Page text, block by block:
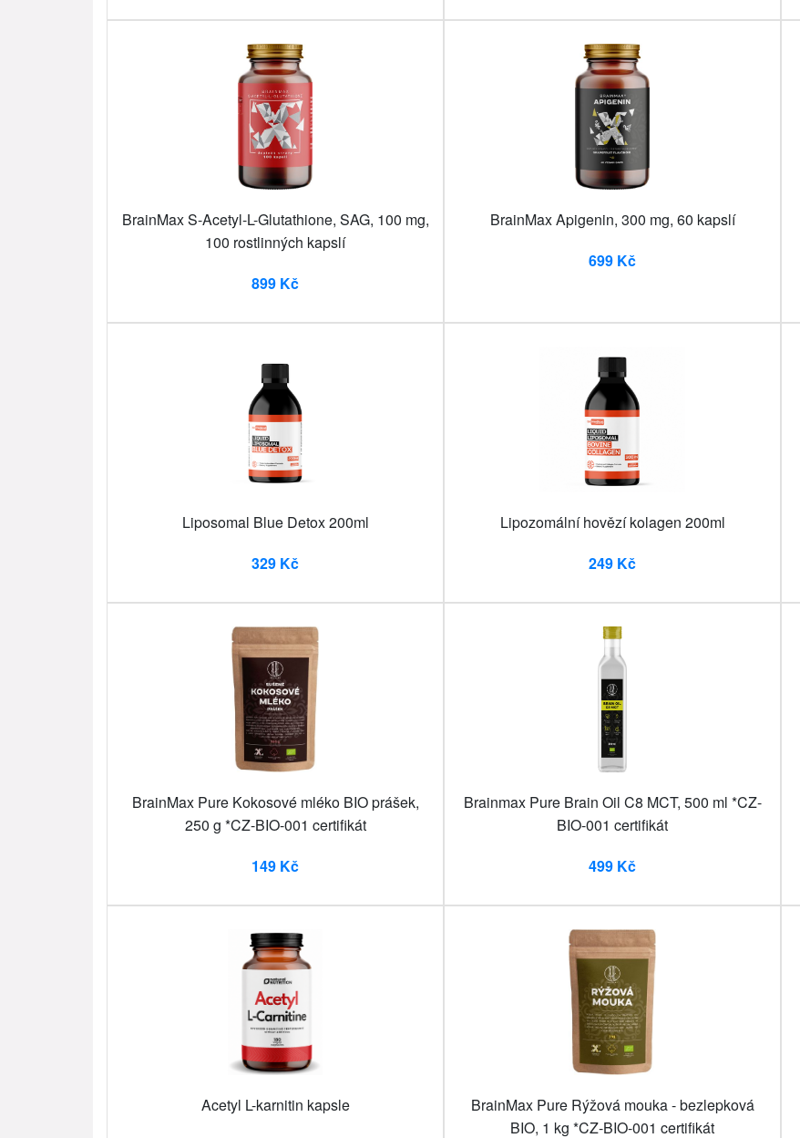
BrainMax S-Acetyl-L-Glutathione, SAG, 100 mg,
100 rostlinných kapslí
899 Kč
BrainMax Apigenin, 300 mg, 60 kapslí
699 Kč
Liposomal Blue Detox 200ml
329 Kč
Lipozomální hovězí kolagen 200ml
249 Kč
BrainMax Pure Kokosové mléko BIO prášek,
250 g *CZ-BIO-001 certifikát
149 Kč
Brainmax Pure Brain Oil C8 MCT, 500 ml *CZ-
BIO-001 certifikát
499 Kč
Acetyl L-karnitin kapsle
BrainMax Pure Rýžová mouka - bezlepková
BIO, 1 kg *CZ-BIO-001 certifikát